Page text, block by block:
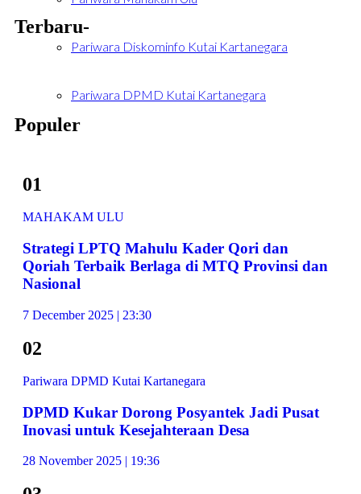
Pariwara Diskominfo Kutai Kartanegara
Pariwara DPMD Kutai Kartanegara
Terbaru-
Populer
01
MAHAKAM ULU
Strategi LPTQ Mahulu Kader Qori dan
Qoriah Terbaik Berlaga di MTQ Provinsi dan
Nasional
7 December 2025 | 23:30
02
Pariwara DPMD Kutai Kartanegara
DPMD Kukar Dorong Posyantek Jadi Pusat
Inovasi untuk Kesejahteraan Desa
28 November 2025 | 19:36